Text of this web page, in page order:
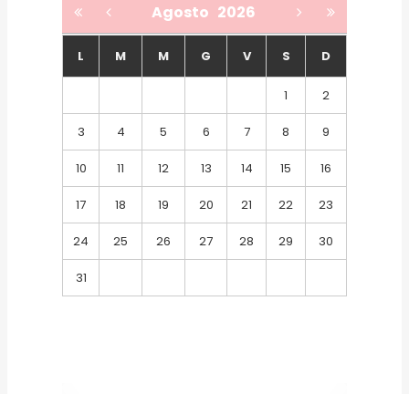
Agosto 2026
L M M G V S D
1 2
3 4 5 6 7 8 9
10 11 12 13 14 15 16
17 18 19 20 21 22 23
24 25 26 27 28 29 30
31